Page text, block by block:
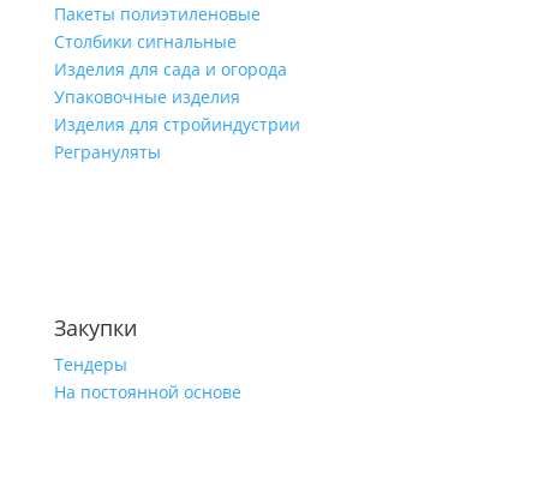
Пакеты полиэтиленовые
Столбики сигнальные
Изделия для сада и огорода
Упаковочные изделия
Изделия для стройиндустрии
Регрануляты
Закупки
Тендеры
На постоянной основе